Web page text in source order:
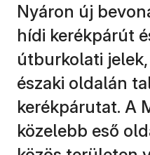
Nyáron új
hídi kerékpárút
útburkolati
északi oldalán
kerékpárutat. A
közelebb eső